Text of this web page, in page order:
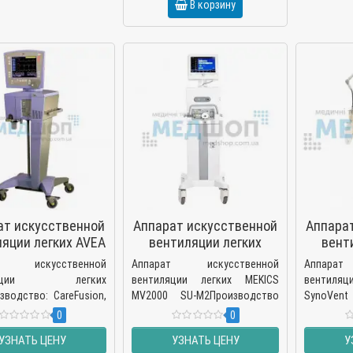
В корзину
искусственной
легких AVEA
искусственной
легких
CareFusion,
ИВЛ
искусств..
0
УЗНАТЬ ЦЕНУ
Аппарат искусственной
вентиляции легких
MEKICS MV2000 SU-M2
Аппарат искусственной
вентиляции легких MEKICS
MV2000 SU-M2Производство
MEKICS, Южная Корея MV2000
SU-M2 – это модерно..
0
УЗНАТЬ ЦЕНУ
Mindray,
это